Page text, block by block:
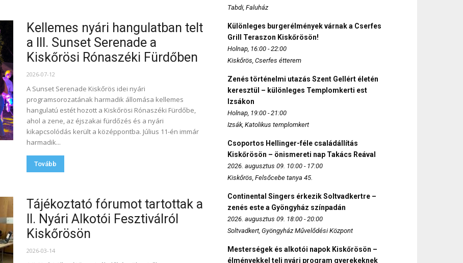
Kellemes nyári hangulatban telt
a III. Sunset Serenade a
Kiskőrösi Rónaszéki Fürdőben
2026-07-12
A Sunset Serenade Kiskőrös idei nyári
programsorozatának harmadik állomása kellemes
hangulatú estét hozott a Kiskőrösi Rónaszéki Fürdőbe,
ahol a zene, az éjszakai fürdőzés és a nyári
kikapcsolódás került a középpontba. Július 11-én immár
harmadik...
Tovább
Tájékoztató fórumot tartottak a
II. Nyári Alkotói Fesztiválról
Kiskőrösön
2026-03-14
Tabdi, Faluház
Különleges burgerélmények várnak a Cserfes
Grill Teraszon Kiskőrösön!
Holnap, 16:00 - 22:00
Kiskőrös, Cserfes étterem
Zenés történelmi utazás Szent Gellért életén
keresztül – különleges Templomkerti est
Izsákon
Holnap, 19:00 - 21:00
Izsák, Katolikus templomkert
Csoportos Hellinger-féle családállítás
Kiskőrösön – önismereti nap Takács Reával
2026. augusztus 09. 10:00 - 17:00
Kiskőrös, Felsőcebe tanya 45.
Continental Singers érkezik Soltvadkertre –
zenés este a Gyöngyház színpadán
2026. augusztus 09. 18:00 - 20:00
Soltvadkert, Gyöngyház Művelődési Központ
Mesterségek és alkotói napok Kiskőrösön –
élményekkel teli nyári program gyerekeknek